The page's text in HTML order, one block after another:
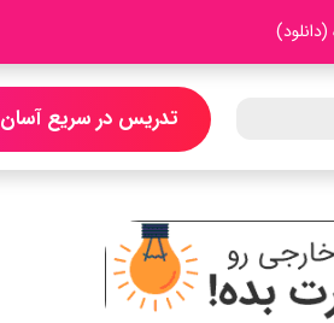
تدریس در سریع آسان